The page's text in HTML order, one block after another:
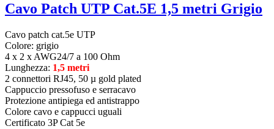
Cavo Patch UTP Cat.5E 1,5 metri Grigio
Cavo patch cat.5e UTP
Colore: grigio
4 x 2 x AWG24/7 a 100 Ohm
Lunghezza: 1,5 metri
2 connettori RJ45, 50 µ gold plated
Cappuccio pressofuso e serracavo
Protezione antipiega ed antistrappo
Colore cavo e cappucci uguali
Certificato 3P Cat 5e